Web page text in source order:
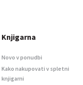
Knjigarna
Novo v ponudbi
Kako nakupovati v spletni
knjigarni